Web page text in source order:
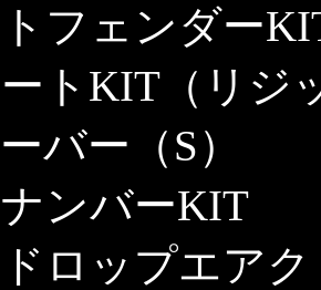
トフェンダー
ートKIT（リジ
バー（S）
ナンバーKIT
ドロップエア